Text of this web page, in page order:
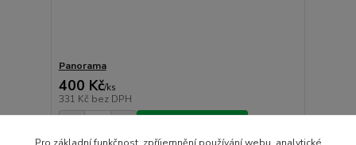
Panorama
400 Kč/ks
331 Kč bez DPH